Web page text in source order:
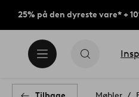
25% på den dyreste vare* +